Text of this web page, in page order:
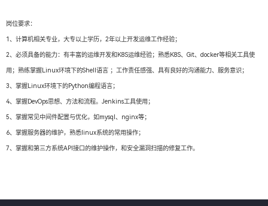
岗位要求：
1、计算机相关专业，大专以上学历，2年以上开发运维工作经验；
2、必须具备的能力：有丰富的运维开发和K8S运维经验；熟悉K8S、Git、docker等相关工具使
用；熟练掌握Linux环境下的Shell语言 ；工作责任感强、具有良好的沟通能力、服务意识；
3、掌握Linux环境下的Python编程语言；
4、掌握DevOps思想、方法和流程。Jenkins工具使用；
5、掌握常见中间件配置与优化，如mysql、nginx等；
6、掌握服务器的维护，熟悉linux系统的常用操作；
7、掌握和第三方系统API接口的维护操作，和安全漏洞扫描的修复工作。